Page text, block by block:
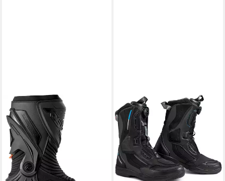
RST
Tractech Evo D3O Damen
Motorrad Stiefel
Motorradstiefel wechselbare
Zehenschleifer
185,06 € 199,95 €
-7%